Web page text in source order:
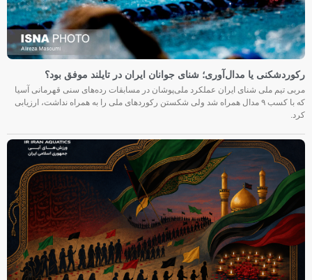
رکوردشکنی یا مدال‌آوری؛ شنای جوانان ایران در تایلند موفق بود؟
مربی تیم ملی شنای ایران عملکرد ملی‌پوشان در مسابقات رده‌های سنی قهرمانی آسیا
که با کسب ۹ مدال همراه شد ولی شکستن رکوردهای ملی را به همراه نداشت، ارزیابی
کرد.